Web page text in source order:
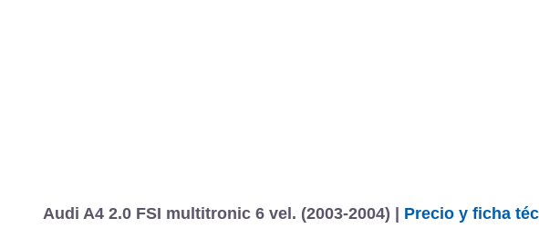
Audi A4 2.0 FSI multitronic 6 vel. (2003-2004) | Precio y ficha